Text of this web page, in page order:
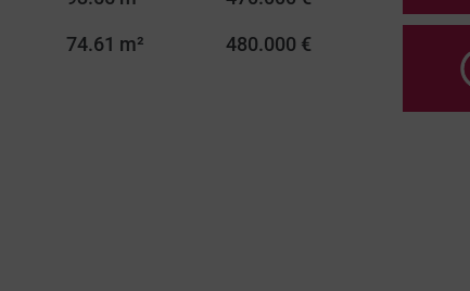
74.61 m² 480.000 €